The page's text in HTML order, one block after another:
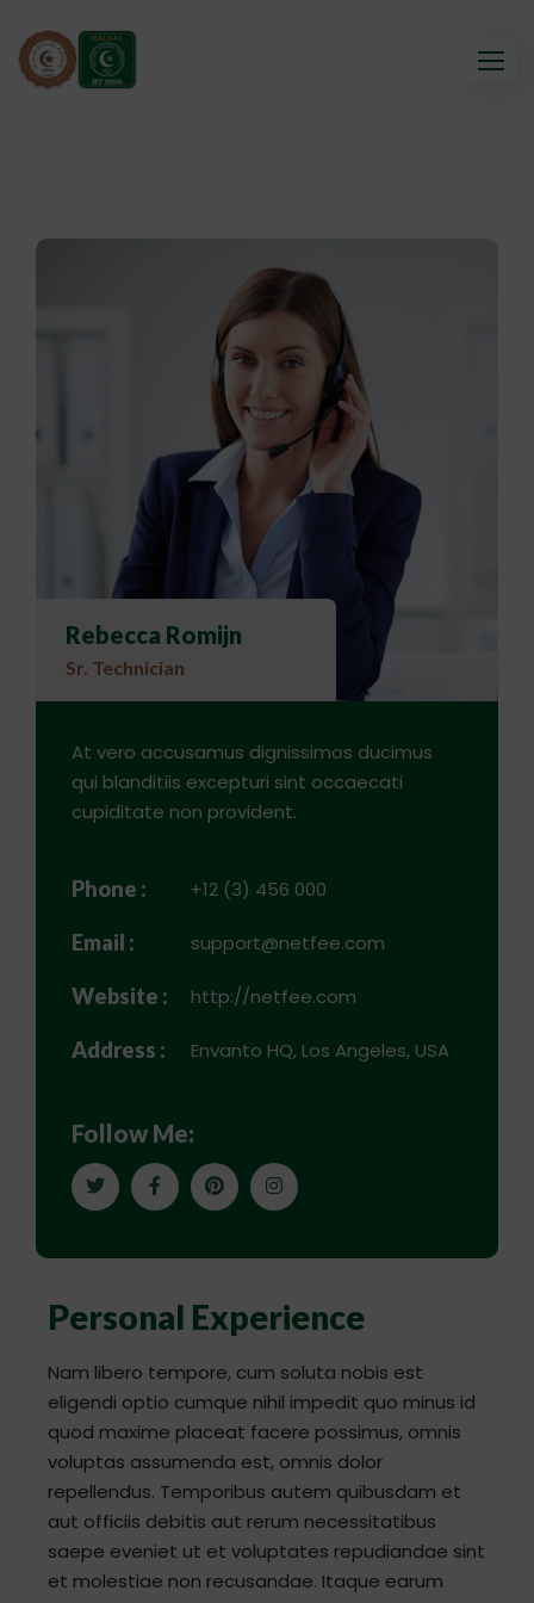
Rebecca Romijn
Sr. Technician
At vero accusamus dignissimos ducimus
qui blanditiis excepturi sint occaecati
cupiditate non provident.
Phone : +12 (3) 456 000
Email : support@netfee.com
Website : http://netfee.com
Address : Envanto HQ, Los Angeles, USA
Follow Me:
Personal Experience
Nam libero tempore, cum soluta nobis est
eligendi optio cumque nihil impedit quo minus id
quod maxime placeat facere possimus, omnis
voluptas assumenda est, omnis dolor
repellendus. Temporibus autem quibusdam et
aut officiis debitis aut rerum necessitatibus
saepe eveniet ut et voluptates repudiandae sint
et molestiae non recusandae. Itaque earum